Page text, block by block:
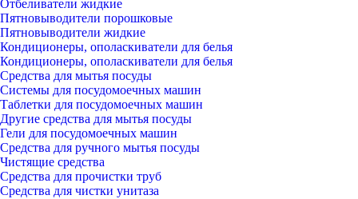
Отбеливатели жидкие
Пятновыводители порошковые
Пятновыводители жидкие
Кондиционеры, ополаскиватели для белья
Кондиционеры, ополаскиватели для белья
Средства для мытья посуды
Системы для посудомоечных машин
Таблетки для посудомоечных машин
Другие средства для мытья посуды
Гели для посудомоечных машин
Средства для ручного мытья посуды
Чистящие средства
Средства для прочистки труб
Средства для чистки унитаза